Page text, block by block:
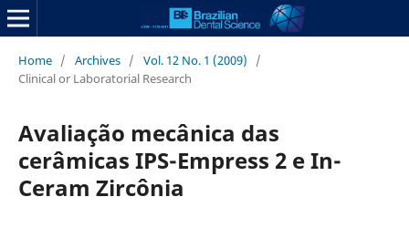
Home / Archives / Vol. 12 No. 1 (2009)
/
Clinical or Laboratorial Research
Avaliação mecânica das
cerâmicas IPS-Empress 2 e In-
Ceram Zircônia